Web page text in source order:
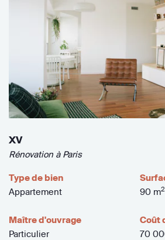
XV
Rénovation à Paris
Type de bien
Appartement
90 m2
Maître d'ouvrage
Particulier
Coût
70